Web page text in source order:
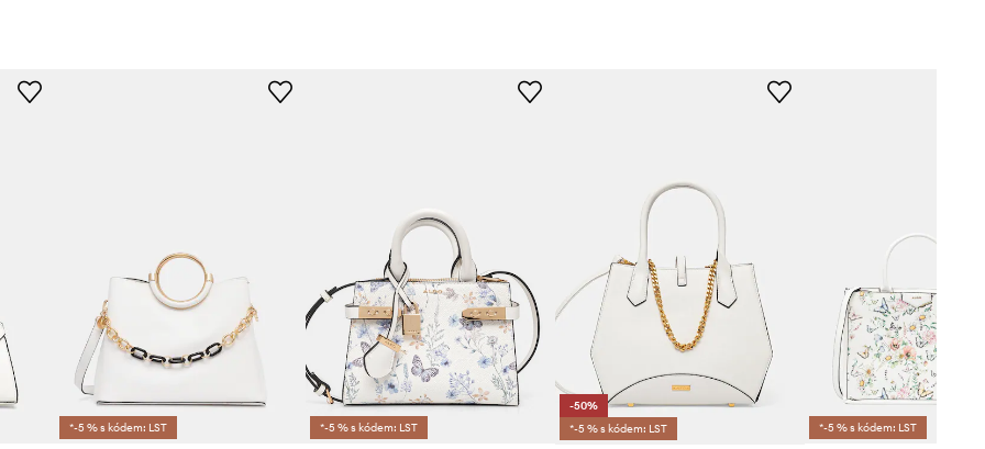
*-5 % s kódem: LST *-5 % s kódem: LST
-50%
*-5 % s kódem: LST
*-5 % s kódem: LST